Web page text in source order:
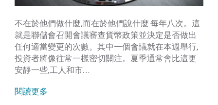
不在於他們做什麼,而在於他們說什麼 每年八次。這
就是聯儲會召開會議審查貨幣政策並決定是否做出
任何適當變更的次數。其中一個會議就在本週舉行,
投資者將像往常一樣密切關注。夏季通常會比這更
安靜一些,工人和市…
閱讀更多